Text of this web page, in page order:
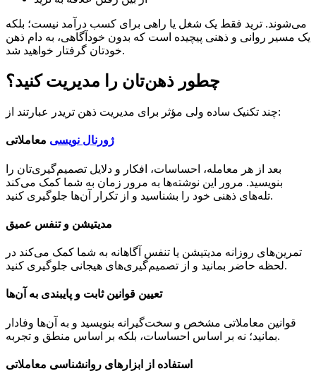
می‌شوند. ترید فقط یک شغل یا راهی برای کسب درآمد نیست؛ بلکه
یک مسیر روانی و ذهنی پیچیده است که بدون خودآگاهی، به دام ذهن
خودتان گرفتار خواهید شد.
چطور ذهن‌تان را مدیریت کنید؟
چند تکنیک ساده ولی مؤثر برای مدیریت ذهن تریدر عبارتند از:
ژورنال نویسی معاملاتی
بعد از هر معامله، احساسات، افکار و دلایل تصمیم‌گیری‌تان را
بنویسید. مرور این نوشته‌ها به مرور زمان به شما کمک می‌کند
تله‌های ذهنی خود را بشناسید و از تکرار آن‌ها جلوگیری کنید.
مدیتیشن و تنفس عمیق
تمرین‌های روزانه مدیتیشن یا تنفس آگاهانه به شما کمک می‌کند در
لحظه حاضر بمانید و از تصمیم‌گیری‌های هیجانی جلوگیری کنید.
تعیین قوانین ثابت و پایبندی به آن‌ها
قوانین معاملاتی مشخص و سخت‌گیرانه بنویسید و به آن‌ها وفادار
بمانید؛ نه بر اساس احساسات، بلکه بر اساس منطق و تجربه.
استفاده از ابزارهای روانشناسی معاملاتی